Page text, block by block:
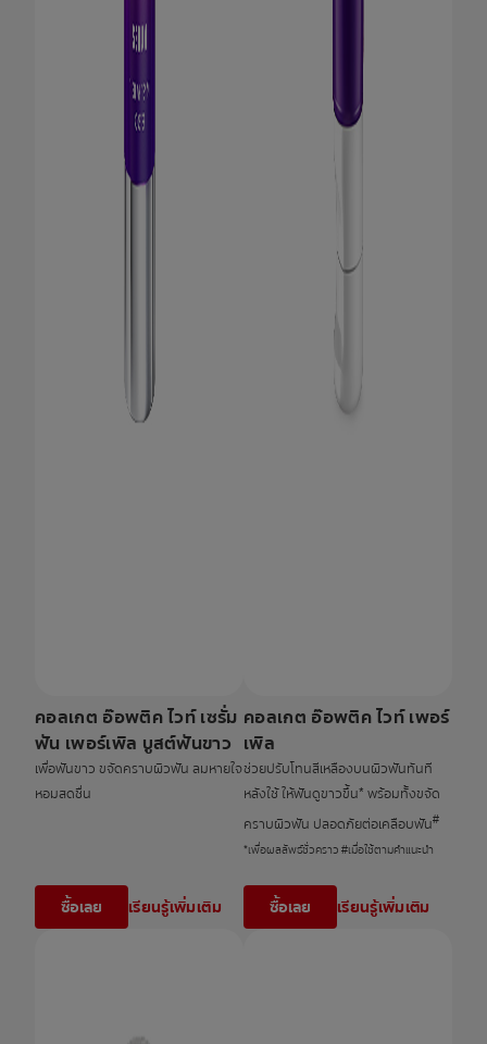
คอลเกต อ๊อพติค ไวท์ เซรั่ม
ฟัน เพอร์เพิล บูสต์ฟันขาว
เพื่อฟันขาว ขจัดคราบผิวฟัน ลมหายใจ
หอมสดชื่น
ซื้อเลย เรียนรู้เพิ่มเติม
คอลเกต อ๊อพติค ไวท์ เพอร์
เพิล
ช่วยปรับโทนสีเหลืองบนผิวฟันทันที
หลังใช้ ให้ฟันดูขาวขึ้น* พร้อมทั้งขจัด
คราบผิวฟัน ปลอดภัยต่อเคลือบฟัน#
*เพื่อผลลัพธ์ชั่วคราว #เมื่อใช้ตามคำแนะนำ
ซื้อเลย เรียนรู้เพิ่มเติม